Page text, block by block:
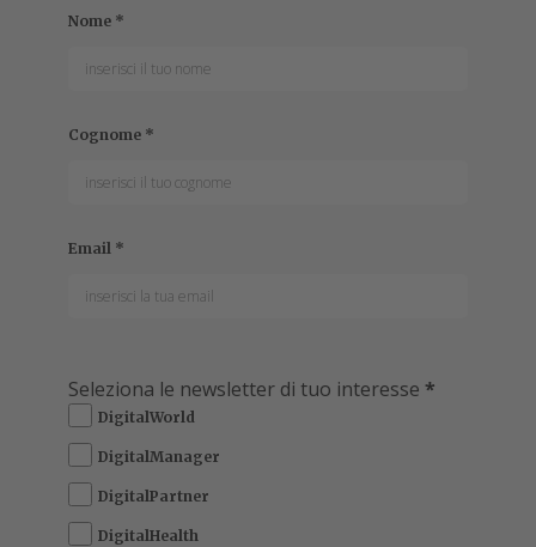
Nome *
Cognome *
Email *
Seleziona le newsletter di tuo interesse *
DigitalWorld
DigitalManager
DigitalPartner
DigitalHealth